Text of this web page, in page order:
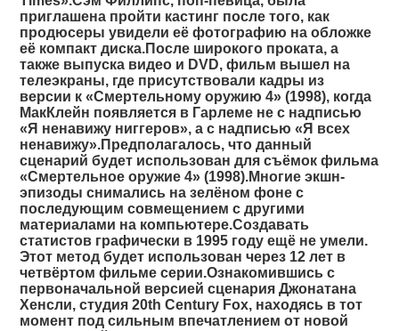
приглашена пройти кастинг после того, как
продюсеры увидели её фотографию на обложке
её компакт диска.После широкого проката, а
также выпуска видео и DVD, фильм вышел на
телеэкраны, где присутствовали кадры из
версии к «Смертельному оружию 4» (1998), когда
МакКлейн появляется в Гарлеме не с надписью
«Я ненавижу ниггеров», а с надписью «Я всех
ненавижу».Предполагалось, что данный
сценарий будет использован для съёмок фильма
«Смертельное оружие 4» (1998).Многие экшн-
эпизоды снимались на зелёном фоне с
последующим совмещением с другими
материалами на компьютере.Создавать
статистов графически в 1995 году ещё не умели.
Этот метод будет использован через 12 лет в
четвёртом фильме серии.Ознакомившись с
первоначальной версией сценария Джонатана
Хенсли, студия 20th Century Fox, находясь в тот
момент под сильным впечатлением от новой